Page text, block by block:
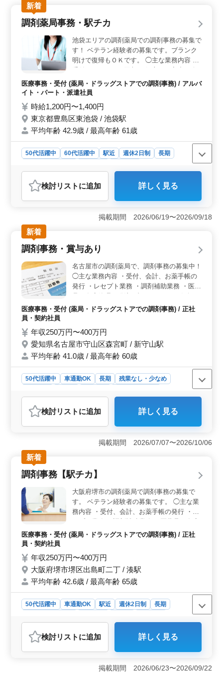
新着
調剤薬局事務・駅チカ
池袋エリアの調剤薬局での調剤事務の募集で
す！ ベテラン経験者の募集です。ブランク
明けで復帰もＯＫです。 ◯主な業務内容 ・
計 ・レセコン（「ウィーメックス」を使
用）レセプト請求 ・その他椅子等の清掃 ・
のベテランスタッフも活躍中です。 アット
ホームで働きやすい職場です。
医療事務・受付 (薬局・ドラッグストアでの調剤事務) / アルバ
イト・パート・派遣社員
時給1,200円〜1,400円
東京都豊島区東池袋 / 池袋駅
平均年齢 42.9歳 / 最高年齢 61歳
50代活躍中 60代活躍中 駅近 週休2日制
長期
医療事務・受付
おすすめポイント
＜働きやすさと通勤の利便性＞ 池袋駅から徒歩圏内の
ため、通勤が非常に便利です。電車通勤を希望する方に
とって、駅チカの職場は大きな魅力です。また、勤務時
間は8時30分〜13時、9時〜13時、17時〜21時のいずれか
から選択可能で、残業もないため、プライベートと仕事
のバランスを取りやすい環境です。完全週休二日制でシ
フト制となっているため、ライフスタイルに合わせて柔
軟に働けます。 ＜年齢層の多様性と経験者歓迎＞
この求人では、中高年のスタッフも多く活躍しているた
め、幅広い年齢層の方が働きやすい環境です。また、ブ
ランクのある方でも安心して復帰できる体制が整ってい
ます。調剤事務の経験をお持ちの方であれば、特にスム
ーズに業務に取り組めるでしょう。経験年数は問われな
いため、自分のペースで仕事を進めることができま
す。 ＜アットホームで協力的な職場環境＞ この職
場はアットホームで、チームワークを重視した雰囲気が
特徴です。受付や処方せんの入力、レセプト請求、調剤
を進められるため、未経験者やブランクがある方でも安
心して働けます。また、長期的に安定して働ける点も魅
検討リスト に追加 詳しく見る
掲載期間 2026/06/19〜2026/09/18
新着
調剤事務・賞与あり
名古屋市の調剤薬局で、調剤事務の募集中！
◯主な業務内容 ・受付、会計、お薬手帳の
発行 ・レセプト業務 ・調剤補助業務 ・医薬
品の在庫管理、発注 ブランクOK！お気軽に
ご応募ください！ ※賞与あり ※マイカー通
医療事務・受付 (薬局・ドラッグストアでの調剤事務) / 正社
員・契約社員
年収250万円〜400万円
愛知県名古屋市守山区森宮町 / 新守山駅
平均年齢 41.0歳 / 最高年齢 60歳
50代活躍中 車通勤OK 長期
残業なし・少なめ
おすすめポイント
＜通勤の利便性と働きやすさ＞ マイカー通勤が可能
で、新守山駅も近く、公共交通機関と車のどちらでも通
イフバランスを重視した働き方が可能です。仕事後のプ
ライベート時間も充実させたい方におすすめです。
＜経験が活かせる職場環境＞ 調剤事務に加え、診療報
酬請求やレセプト業務など、これまでの医療事務経験を
ため、安心して仕事に復帰できる環境です。 ＜安定
した待遇と長期雇用の安心感＞ 賞与があるため、日々
の努力が報われやすい環境です。社会保険完備で、安定
した給与体系と福利厚生が魅力。年収もスキル次第で幅
広く設定されており、長期的に安心して働くことができ
ます。
検討リスト に追加 詳しく見る
掲載期間 2026/07/07〜2026/10/06
新着
調剤事務【駅チカ】
大阪府堺市の調剤薬局で調剤事務の募集で
す。 ベテラン経験者の募集です。 ◯主な業
務内容 ・受付、会計、お薬手帳の発行 ・レ
管理、発注 等 ブランクOK！お気軽にご応
医療事務・受付 (薬局・ドラッグストアでの調剤事務) / 正社
員・契約社員
年収250万円〜400万円
大阪府堺市堺区出島町二丁 / 湊駅
平均年齢 42.6歳 / 最高年齢 65歳
50代活躍中 車通勤OK 駅近 週休2日制
長期
おすすめポイント
＜安定した勤務環境＞ 週休2日制で休日も充実してお
り、さらに残業がないためワークライフバランスを保ち
検討リスト に追加 詳しく見る
掲載期間 2026/06/23〜2026/09/22